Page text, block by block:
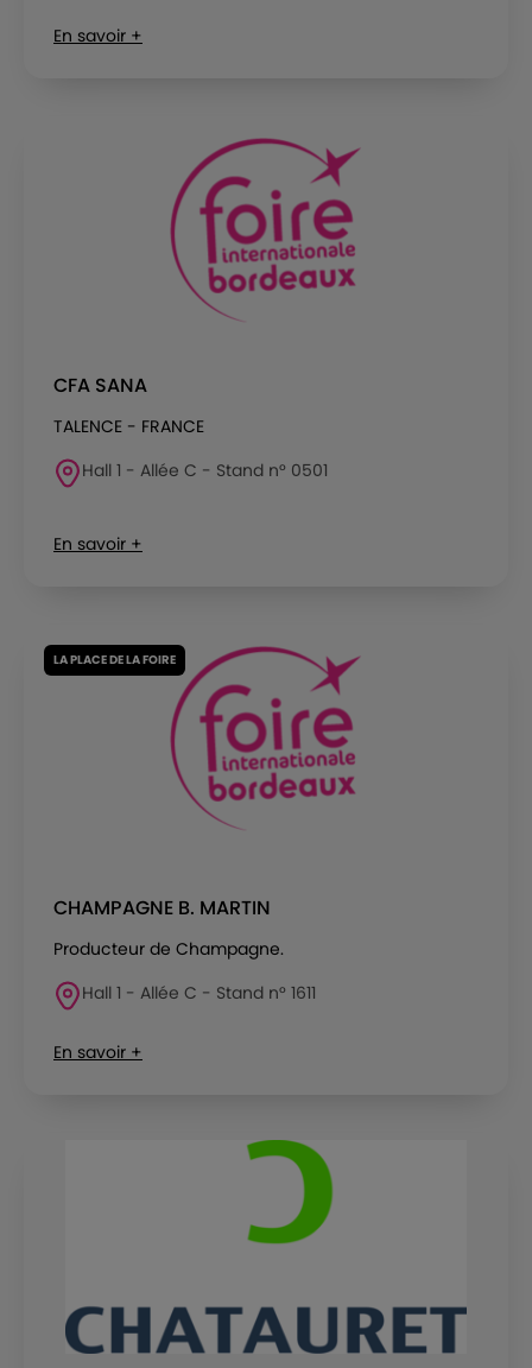
En savoir +
CFA SANA
TALENCE - FRANCE
Hall 1 - Allée C - Stand n° 0501
En savoir +
LA PLACE DE LA FOIRE
CHAMPAGNE B. MARTIN
Producteur de Champagne.
Hall 1 - Allée C - Stand n° 1611
En savoir +